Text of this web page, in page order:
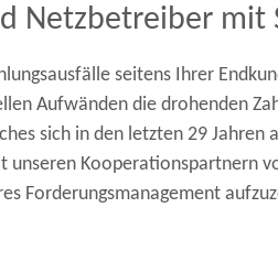
Netzbetreiber mit
seitens Ihrer
Aufwänden die drohenden
sich in den letzten 29 Jahren
Kooperationspartnern
Forderungsmanagement